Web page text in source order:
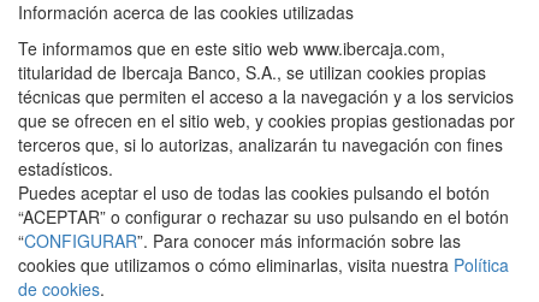
Información acerca de las cookies utilizadas
Te informamos que en este sitio web www.ibercaja.com,
titularidad de Ibercaja Banco, S.A., se utilizan cookies propias
técnicas que permiten el acceso a la navegación y a los servicios
que se ofrecen en el sitio web, y cookies propias gestionadas por
terceros que, si lo autorizas, analizarán tu navegación con fines
estadísticos.
Puedes aceptar el uso de todas las cookies pulsando el botón
“ACEPTAR” o configurar o rechazar su uso pulsando en el botón
“CONFIGURAR”. Para conocer más información sobre las
cookies que utilizamos o cómo eliminarlas, visita nuestra Política
de cookies.